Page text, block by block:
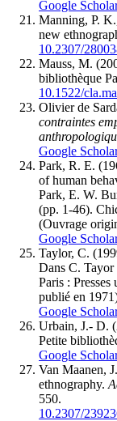
Google
Manning, P.
new
10.2307/
Mauss, M.
bibliothèque
10.1522/
Olivier de
contraintes
Google
Park, R. E.
of human
Park, E. W.
(pp. 1-46).
(Ouvrage
Google
Taylor, C.
Dans C. Tayor
Paris :
publié en
Google
Urbain, J.- D.
Petite
Google
Van Maanen,
ethnography.
550.
10.2307/